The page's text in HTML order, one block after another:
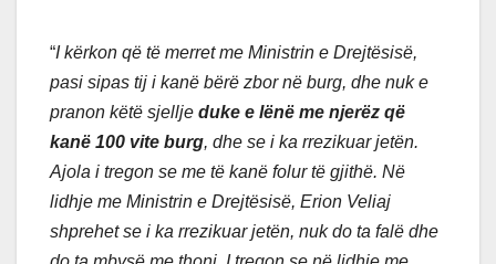
“I kërkon që të merret me Ministrin e Drejtësisë,
pasi sipas tij i kanë bërë zbor në burg, dhe nuk e
pranon këtë sjellje duke e lënë me njerëz që
kanë 100 vite burg, dhe se i ka rrezikuar jetën.
Ajola i tregon se me të kanë folur të gjithë. Në
lidhje me Ministrin e Drejtësisë, Erion Veliaj
shprehet se i ka rrezikuar jetën, nuk do ta falë dhe